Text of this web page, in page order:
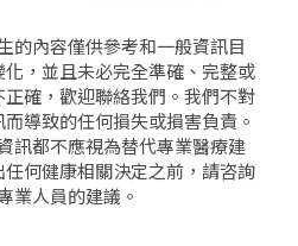
的內容僅供參考和一般資訊目
，並且未必完全準確、完整或
確，歡迎聯絡我們。我們不對
導致的任何損失或損害負責。
訊都不應視為替代專業醫療建
何健康相關決定之前，請咨詢
業人員的建議。